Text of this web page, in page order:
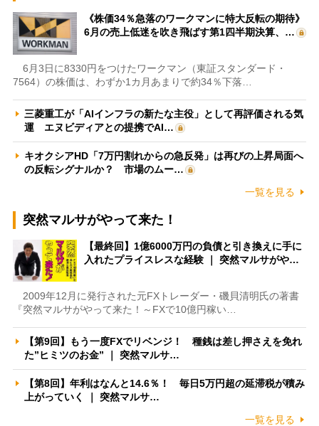
《株価34％急落のワークマンに特大反転の期待》
6月の売上低迷を吹き飛ばす第1四半期決算、…
6月3日に8330円をつけたワークマン（東証スタンダード・
7564）の株価は、わずか1カ月あまりで約34％下落…
三菱重工が「AIインフラの新たな主役」として再評価される気
運 エヌビディアとの提携でAI…
キオクシアHD「7万円割れからの急反発」は再びの上昇局面へ
の反転シグナルか？ 市場のムー…
一覧を見る
突然マルサがやって来た！
【最終回】1億6000万円の負債と引き換えに手に
入れたプライスレスな経験 ｜ 突然マルサがや…
2009年12月に発行された元FXトレーダー・磯貝清明氏の著書
『突然マルサがやって来た！～FXで10億円稼い…
【第9回】もう一度FXでリベンジ！ 種銭は差し押さえを免れ
た”ヒミツのお金” ｜ 突然マルサ…
【第8回】年利はなんと14.6％！ 毎日5万円超の延滞税が積み
上がっていく ｜ 突然マルサ…
一覧を見る